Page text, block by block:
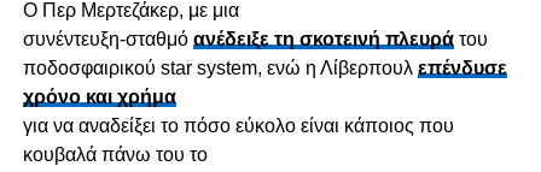
Ο Περ Μερτεζάκερ, με μια
συνέντευξη-σταθμό ανέδειξε τη σκοτεινή πλευράτου
ποδοσφαιρικού star system, ενώ η Λίβερπουλ επένδυσε
χρόνο και χρήμα
για να αναδείξει το πόσο εύκολο είναι κάποιος που
κουβαλά πάνω του το